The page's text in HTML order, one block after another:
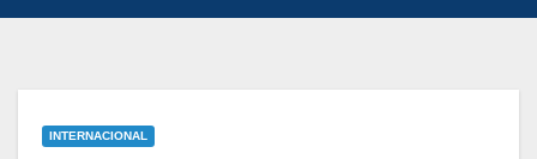
INTERNACIONAL